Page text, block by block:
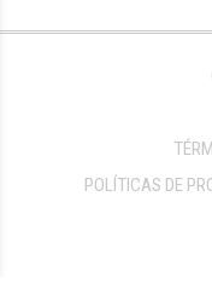
POLÍTICAS DE